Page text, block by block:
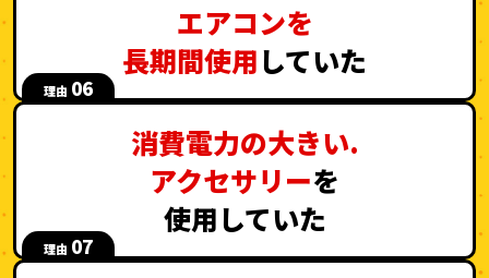
エアコンを
長期間使用していた
理由 06
消費電力の大きい.
アクセサリーを
使用していた
理由 07